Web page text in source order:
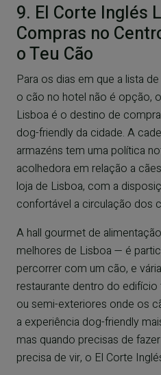
9. El Corte Inglés
Compras no
o Teu Cão
Para os dias em que a lista
o cão no hotel não é opção, o
Lisboa é o destino de
dog-friendly da cidade. A
armazéns tem uma política
acolhedora em relação a
loja de Lisboa, com a
confortável a circulação dos
A hall gourmet de
melhores de Lisboa — é
percorrer com um cão, e
restaurante dentro do
ou semi-exteriores onde os
a experiência dog-friendly
mas quando precisas de
precisa de vir, o El Corte